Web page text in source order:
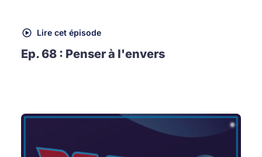
Lire cet épisode
Ep. 68 : Penser à l'envers